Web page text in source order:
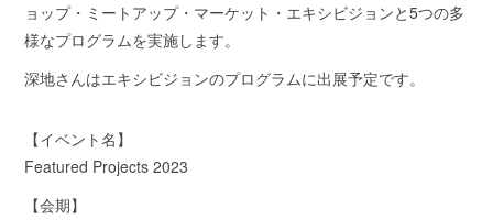
ョップ・ミートアップ・マーケット・エキシビジョンと5つの多
様なプログラムを実施します。
深地さんはエキシビジョンのプログラムに出展予定です。
【イベント名】
Featured Projects 2023
【会期】